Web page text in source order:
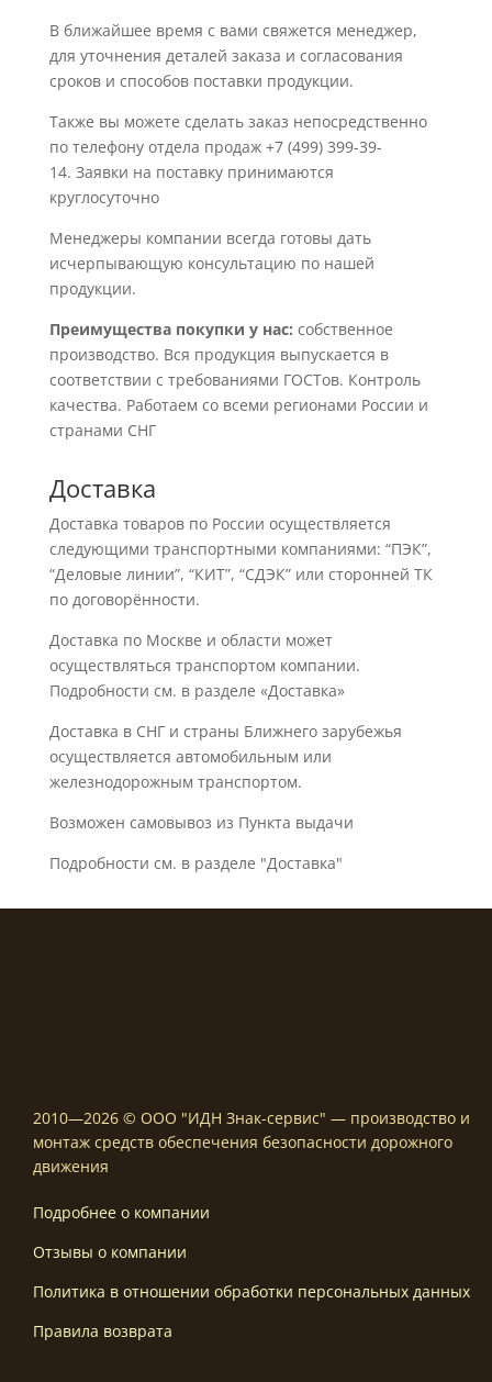
В ближайшее время с вами свяжется менеджер,
для уточнения деталей заказа и согласования
сроков и способов поставки продукции.
Также вы можете сделать заказ непосредственно
по телефону отдела продаж +7 (499) 399-39-
14. Заявки на поставку принимаются
круглосуточно
Менеджеры компании всегда готовы дать
исчерпывающую консультацию по нашей
продукции.
Преимущества покупки у нас: собственное
производство. Вся продукция выпускается в
соответствии с требованиями ГОСТов. Контроль
качества. Работаем со всеми регионами России и
странами СНГ
Доставка
Доставка товаров по России осуществляется
следующими транспортными компаниями: “ПЭК”,
“Деловые линии”, “КИТ”, “СДЭК” или сторонней ТК
по договорённости.
Доставка по Москве и области может
осуществляться транспортом компании.
Подробности см. в разделе «Доставка»
Доставка в СНГ и страны Ближнего зарубежья
осуществляется автомобильным или
железнодорожным транспортом.
Возможен самовывоз из Пункта выдачи
Подробности см. в разделе "Доставка"
2010—2026 © ООО "ИДН Знак-сервис" — производство и
монтаж средств обеспечения безопасности дорожного
движения
Подробнее о компании
Отзывы о компании
Политика в отношении обработки персональных данных
Правила возврата